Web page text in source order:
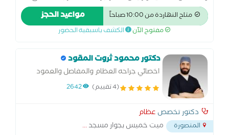
زفتى العام
متاح النهاردة من 10:00 صباحاً مواعيد الحجز
مفتوح الآن الكشف باسبقية الحضور
دكتور محمود ثروت المقود
اخصائي جراحه العظام والمفاصل والعمود
الفقري
(4 تقييم) 2642
دكتور تخصص عظام
المنصورة ميت خميس بجوار مسجد...